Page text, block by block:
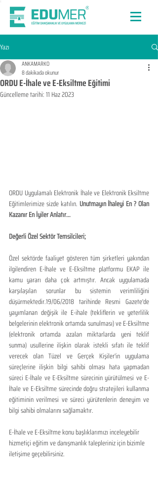
Yazı
ORDU E-İhale ve E-Eksiltme Eğitimi
ANKAMARKO
8 dakikada okunur
Güncelleme tarihi:11 Haz 2023
ORDU Uygulamalı Elektronik İhale ve Elektronik Eksiltme
Eğitimlerimize sizde katılın. Unutmayın İhaleyi En ? Olan
Kazanır En İyiler Anlatır...
Değerli Özel Sektör Temsilcileri;
Özel sektörde faaliyet gösteren tüm şirketleri yakından
ilgilendiren E-İhale ve E-Eksiltme platformu EKAP ile
kamu yararı daha çok artmıştır. Ancak uygulamada
karşılaşılan sorunlar bu sistemin verimliliğini
düşürmektedir.19/06/2018 tarihinde Resmi Gazete'de
yayımlanan değişik ile E-ihale (tekliflerin ve yeterlilik
belgelerinin elektronik ortamda sunulması) ve E-Eksiltme
(elektronik ortamda azalan miktarlarda yeni teklif
sunma) usullerine ilişkin olarak istekli sıfatı ile teklif
verecek olan Tüzel ve Gerçek Kişiler'in uygulama
süreçlerine ilişkin bilgi sahibi olması hata yapmadan
süreci E-İhale ve E-Eksiltme sürecinin yürütülmesi ve E-
İhale ve E-Eksiltme sürecinde doğru stratejileri kullanma
eğitiminin verilmesi ve süreci yürütenlerin deneyim ve
bilgi sahibi olmalarını sağlamaktır.
E-İhale ve E-Eksiltme konu başlıklarımızı inceleyebilir
hizmetiçi eğitim ve danışmanlık talepleriniz için bizimle
iletişime geçebilirsiniz.